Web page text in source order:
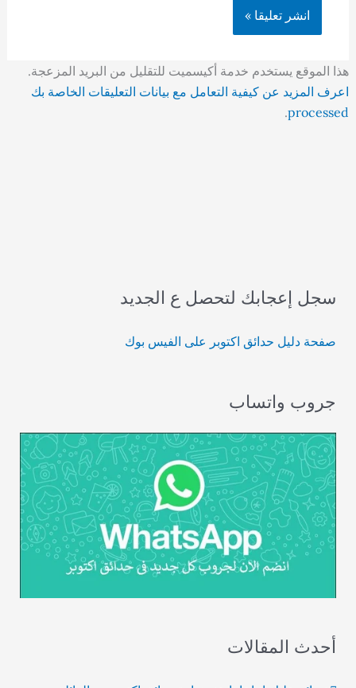
هذا الموقع يستخدم خدمة أكيسميت للتقليل من البريد المزعجة.
اعرف المزيد عن كيفية التعامل مع بيانات التعليقات الخاصة بك
processed
.
سجل إعجابك لتحصل ع الجديد
صفحة دليل حدائق اكتوبر على الفيس بوك
جروب واتساب
أحدث المقالات